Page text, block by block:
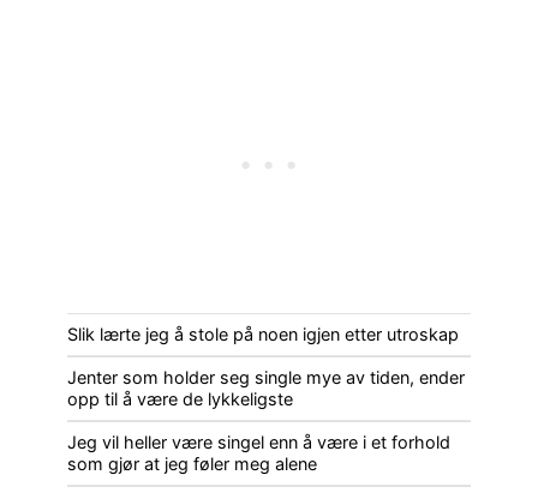
Slik lærte jeg å stole på noen igjen etter utroskap
Jenter som holder seg single mye av tiden, ender
opp til å være de lykkeligste
Jeg vil heller være singel enn å være i et forhold
som gjør at jeg føler meg alene